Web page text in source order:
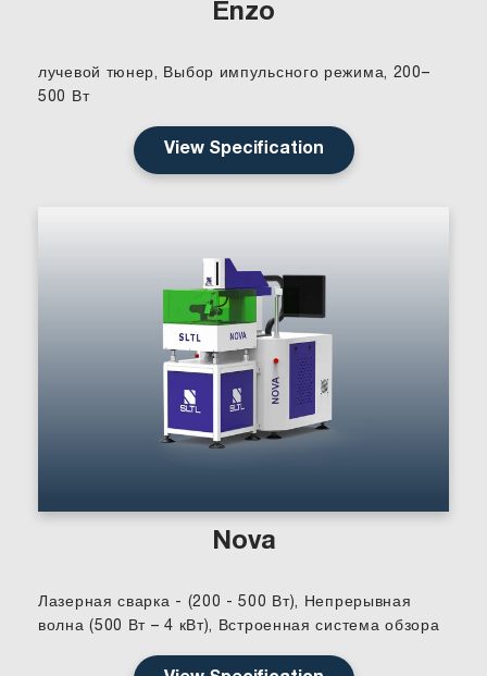
Enzo
лучевой тюнер, Выбор импульсного режима, 200–
500 Вт
View Specification
Nova
Лазерная сварка - (200 - 500 Вт), Непрерывная
волна (500 Вт – 4 кВт), Встроенная система обзора